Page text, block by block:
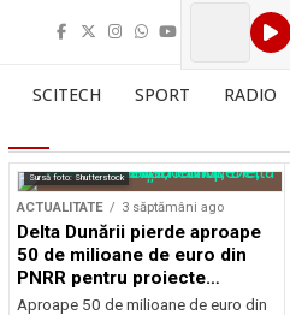
SCITECH SPORT RADIO
Sursă foto: Shutterstock
ACTUALITATE 3 săptămâni ago
Delta Dunării pierde aproape
50 de milioane de euro din
PNRR pentru proiecte
esențiale
Aproape 50 de milioane de euro din